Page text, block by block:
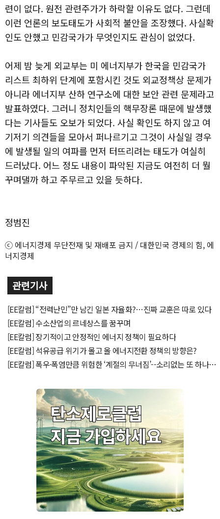
련이 없다. 원전 관련주가가 하락할 이유도 없다. 그런데
이런 언론의 보도태도가 사회적 불안을 조장했다. 사실확
인도 안했고 민감국가가 무엇인지도 관심이 없었다.
어제 밤 늦게 외교부는 미 에너지부가 한국을 민감국가
리스트 최하위 단계에 포함시킨 것도 외교정책상 문제가
아니라 에너지부 산하 연구소에 대한 보안 관련 문제라고
발표하였다. 그러니 정치인들의 핵무장론 때문에 발생했
다는 기사들도 오보가 되었다. 사실 확인도 하지 않고 여
기저기 의견들을 모아서 퍼나르기고 그것이 사실일 경우
에 발생될 일의 여파를 먼저 터뜨리려는 태도가 여실히
드러났다. 어느 정도 내용이 파악된 지금도 여전히 더 뭘
꾸며댈까 하고 주무르고 있을 듯하다.
정범진
ⓒ 에너지경제 무단전재 및 재배포 금지 / 대한민국 경제의 힘, 에
너지경제
관련기사
[EE칼럼] “전력난민”만 남긴 일본 자율화?…진짜 교훈은 따로 있다
[EE칼럼] 수소산업의 르네상스를 꿈꾸며
[EE칼럼] 장기적이고 안정적인 에너지 정책이 필요하다
[EE칼럼] 석유공급 위기가 몰고 올 에너지전환 정책의 방향은?
[EE칼럼] 폭우·폭염만큼 위험한 ‘계절의 무너짐’--소리없는 또 하나의